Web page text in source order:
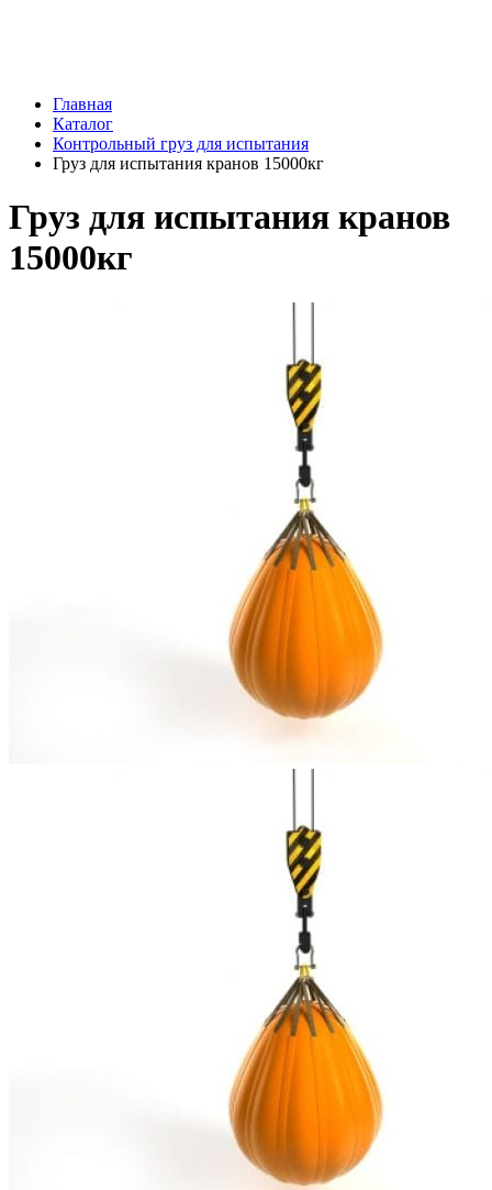
Главная
Каталог
Контрольный груз для испытания
Груз для испытания кранов 15000кг
Груз для испытания кранов
15000кг